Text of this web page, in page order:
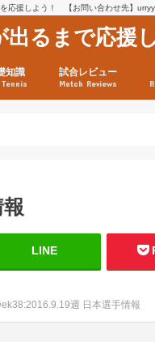
応援しよう！ 【お問い合わせ先】
出るまで応援
知識 試合レビュー
Match Reviews
LINE
週 日本選手情報